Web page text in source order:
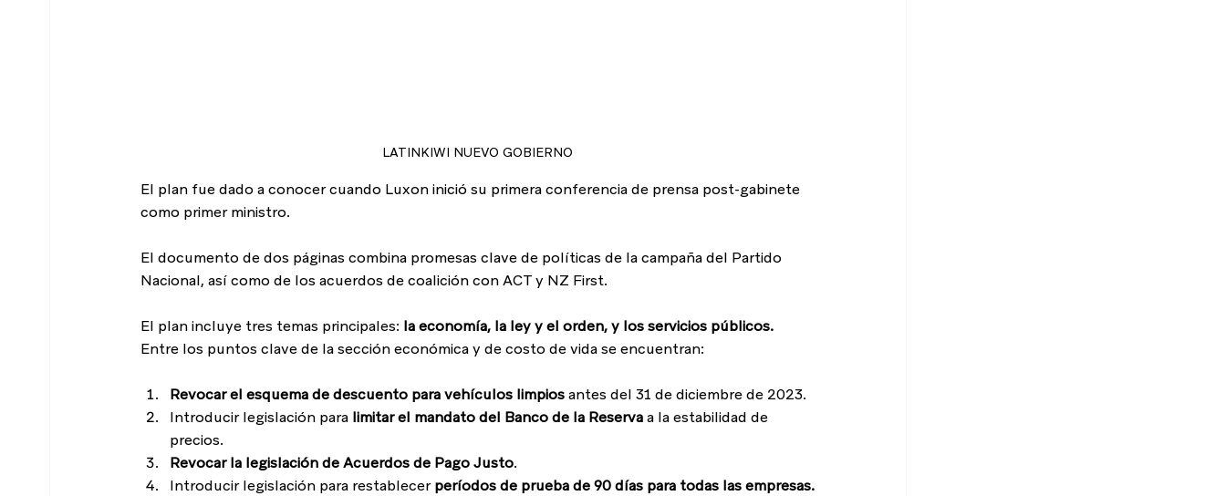
LATINKIWI NUEVO GOBIERNO
El plan fue dado a conocer cuando Luxon inició su primera conferencia de prensa post-gabinete
como primer ministro.
El documento de dos páginas combina promesas clave de políticas de la campaña del Partido
Nacional, así como de los acuerdos de coalición con ACT y NZ First.
El plan incluye tres temas principales: la economía, la ley y el orden, y los servicios públicos.
Entre los puntos clave de la sección económica y de costo de vida se encuentran:
Revocar el esquema de descuento para vehículos limpios antes del 31 de diciembre de 2023.
Introducir legislación para limitar el mandato del Banco de la Reserva a la estabilidad de
precios.
Revocar la legislación de Acuerdos de Pago Justo.
Introducir legislación para restablecer períodos de prueba de 90 días para todas las empresas.